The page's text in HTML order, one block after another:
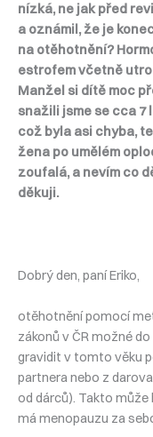
nízká, ne jak před
a oznámil, že je
na otěhotnění?
estrofem včetně
Manžel si dítě moc
snažili jsme se cca 7
což byla asi chyba,
žena po umělém
zoufalá, a nevím co
děkuji.
Dobrý den, paní Eriko,
otěhotnění pomocí
zákonů v ČR možné
gravidit v tomto věku
partnera nebo z
od dárců). Takto
má menopauzu za